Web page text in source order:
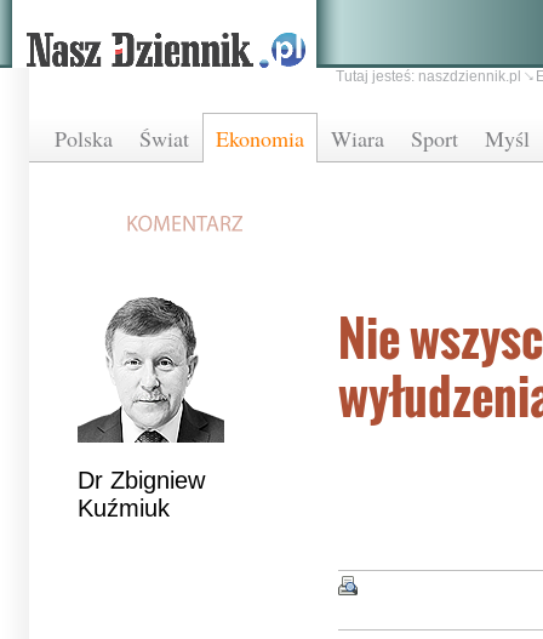
Polska Świat Ekonomia Wiara Sport Myśl
Tutaj jesteś: naszdziennik.pl
Dr Zbigniew
Kuźmiuk
Nie